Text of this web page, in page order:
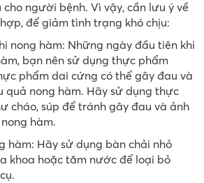
người bệnh. Vì vậy, cần lưu ý về
để giảm tình trạng khó chịu:
nong hàm: Những ngày đầu tiên khi
bạn nên sử dụng thực phẩm
phẩm dai cứng có thể gây đau và
quả nong hàm. Hãy sử dụng thực
cháo, súp để tránh gây đau và ảnh
hàm.
hàm: Hãy sử dụng bàn chải nhỏ
khoa hoặc tăm nước để loại bỏ